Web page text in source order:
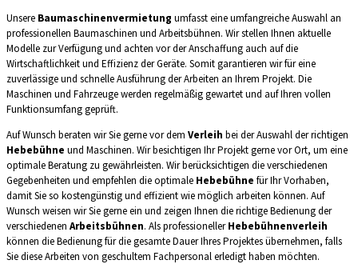
Unsere Baumaschinenvermietung umfasst eine umfangreiche Auswahl an
professionellen Baumaschinen und Arbeitsbühnen. Wir stellen Ihnen aktuelle
Modelle zur Verfügung und achten vor der Anschaffung auch auf die
Wirtschaftlichkeit und Effizienz der Geräte. Somit garantieren wir für eine
zuverlässige und schnelle Ausführung der Arbeiten an Ihrem Projekt. Die
Maschinen und Fahrzeuge werden regelmäßig gewartet und auf Ihren vollen
Funktionsumfang geprüft.
Auf Wunsch beraten wir Sie gerne vor dem Verleih bei der Auswahl der richtigen
Hebebühne und Maschinen. Wir besichtigen Ihr Projekt gerne vor Ort, um eine
optimale Beratung zu gewährleisten. Wir berücksichtigen die verschiedenen
Gegebenheiten und empfehlen die optimale Hebebühne für Ihr Vorhaben,
damit Sie so kostengünstig und effizient wie möglich arbeiten können. Auf
Wunsch weisen wir Sie gerne ein und zeigen Ihnen die richtige Bedienung der
verschiedenen Arbeitsbühnen. Als professionellerHebebühnenverleih
können die Bedienung für die gesamte Dauer Ihres Projektes übernehmen, falls
Sie diese Arbeiten von geschultem Fachpersonal erledigt haben möchten.